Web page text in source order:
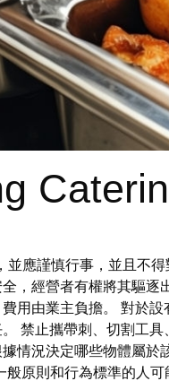
應謹慎行事，並且不
，經營者有權將其驅逐
用由業主負擔。 對於
禁止攜帶刺、切割工
情況決定哪些物體屬於
般原則和行為標準的人